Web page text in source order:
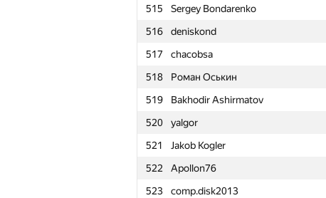
515
Sergey Bondarenko
516
deniskond
517
chacobsa
518
Роман Оськин
519
Bakhodir Ashirmatov
520
yalgor
521
Jakob Kogler
522
Apollon76
523
comp.disk2013
№ Մասնակից